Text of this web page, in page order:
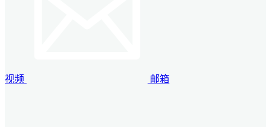
视频 邮箱